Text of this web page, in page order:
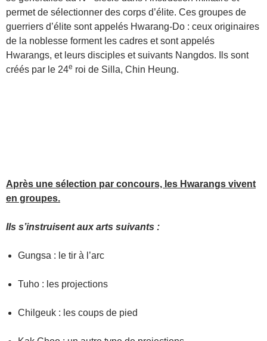
permet de sélectionner des corps d’élite. Ces groupes de
guerriers d’élite sont appelés Hwarang-Do : ceux originaires
de la noblesse forment les cadres et sont appelés
Hwarangs, et leurs disciples et suivants Nangdos. Ils sont
créés par le 24e roi de Silla, Chin Heung.
Après une sélection par concours, les Hwarangs vivent
en groupes.
Ils s’instruisent aux arts suivants :
Gungsa : le tir à l’arc
Tuho : les projections
Chilgeuk : les coups de pied